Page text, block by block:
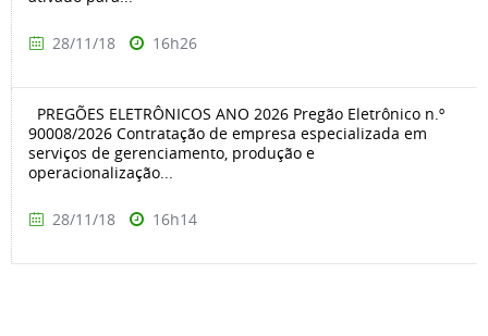
28/11/18 16h26
PREGÕES ELETRÔNICOS ANO 2026 Pregão Eletrônico n.º
90008/2026 Contratação de empresa especializada em
serviços de gerenciamento, produção e
operacionalização...
28/11/18 16h14